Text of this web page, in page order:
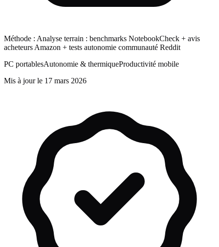
Méthode : Analyse terrain : benchmarks NotebookCheck + avis
acheteurs Amazon + tests autonomie communauté Reddit
PC portablesAutonomie & thermiqueProductivité mobile
Mis à jour le 17 mars 2026